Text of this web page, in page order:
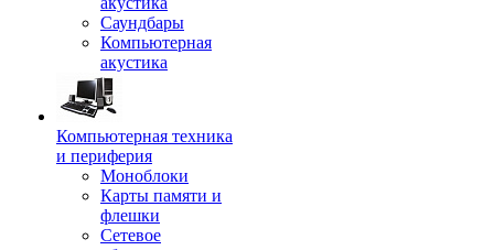
Саундбары
Компьютерная
акустика
Компьютерная техника
и периферия
Моноблоки
Карты памяти и
флешки
Сетевое